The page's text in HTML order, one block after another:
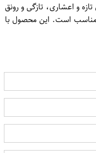
های تازه و اعشاری، تازگی و رونق
چای مناسب است. این محصول با